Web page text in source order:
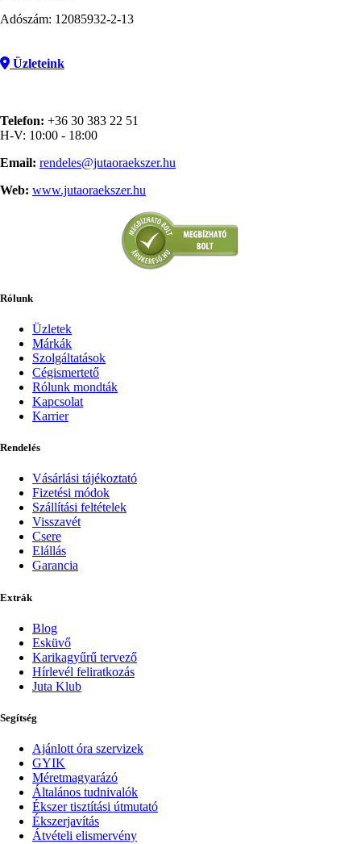
Adószám: 12085932-2-13
Üzleteink
Telefon: +36 30 383 22 51
H-V: 10:00 - 18:00
Email: rendeles@jutaoraekszer.hu
Web: www.jutaoraekszer.hu
Rólunk
Üzletek
Márkák
Szolgáltatások
Cégismertető
Rólunk mondták
Kapcsolat
Karrier
Rendelés
Vásárlási tájékoztató
Fizetési módok
Szállítási feltételek
Visszavét
Csere
Elállás
Garancia
Extrák
Blog
Esküvő
Karikagyűrű tervező
Hírlevél feliratkozás
Juta Klub
Segítség
Ajánlott óra szervizek
GYIK
Méretmagyarázó
Általános tudnivalók
Ékszer tisztítási útmutató
Ékszerjavítás
Átvételi elismervény